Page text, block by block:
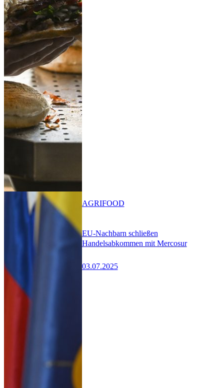
EU-Nachbarn schließen
Handelsabkommen mit Mercosur
03.07.2025
AGRIFOOD